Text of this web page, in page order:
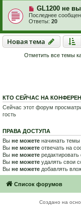
GL1200 не
Последнее
Ответы: 20
Новая тема
Новаятема
Отметить все темы
КТО СЕЙЧАС НА
Сейчас этот форум
гость
ПРАВА ДОСТУПА
Вы не можете начинать темы
Вы не можете отвечать на
Вы не можете
Вы не можете удалять свои
Вы не можете добавлять
Список форумов
Создано на